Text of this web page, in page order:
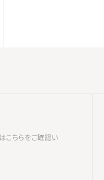
こちらをご確認い